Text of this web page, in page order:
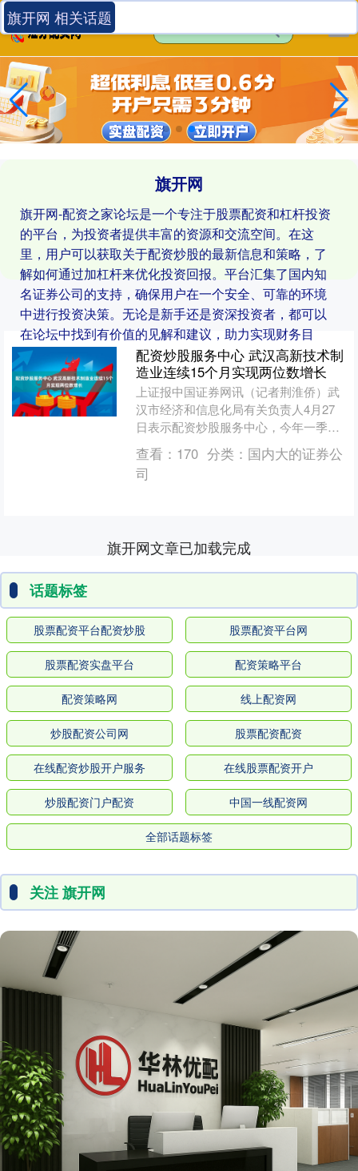
旗开网
旗开网-配资之家论坛是一个专注于股票配资和杠杆投资
的平台，为投资者提供丰富的资源和交流空间。在这
里，用户可以获取关于配资炒股的最新信息和策略，了
解如何通过加杠杆来优化投资回报。平台汇集了国内知
名证券公司的支持，确保用户在一个安全、可靠的环境
中进行投资决策。无论是新手还是资深投资者，都可以
在论坛中找到有价值的见解和建议，助力实现财务目
标。
旗开网 相关话题
配资炒股服务中心 武汉高新技术制
造业连续15个月实现两位数增长
上证报中国证券网讯（记者荆淮侨）武
汉市经济和信息化局有关负责人4月27
日表示配资炒股服务中心，今年一季度
配资炒股服务中心，以电气设备和电子
信息产业为代表的武汉高....
查看： 170 分类： 国内大的证券公
司
旗开网文章已加载完成
话题标签
股票配资平台配资炒股 股票配资平台网
股票配资实盘平台 配资策略平台
配资策略网 线上配资网
炒股配资公司网 股票配资配资
在线配资炒股开户服务 在线股票配资开户
炒股配资门户配资 中国一线配资网
全部话题标签
关注 旗开网